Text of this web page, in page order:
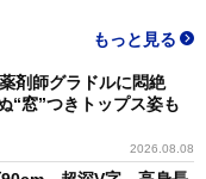
もっと見る
剤師グラドルに悶絶
“窓”つきトップス姿も
2026.08.08